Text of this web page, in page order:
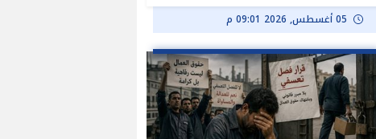
05 أغسطس, 2026 09:01 م